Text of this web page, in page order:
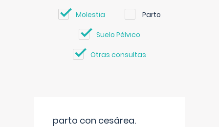
Molestia Parto
Suelo Pélvico
Otras consultas
parto con cesárea.